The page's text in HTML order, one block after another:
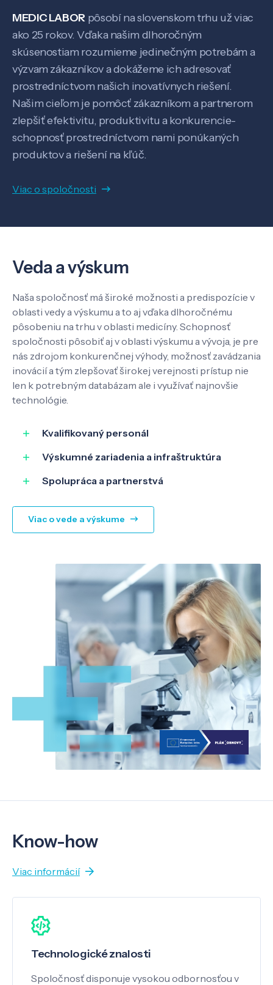
Veda a výskum
Kontakt
SK EN
MEDIC LABOR pôsobí na slovenskom trhu už viac
ako 25 rokov. Vďaka našim dlhoročným
skúsenostiam rozumieme jedinečným potrebám a
výzvam zákazníkov a dokážeme ich adresovať
prostredníctvom našich inovatívnych riešení.
Našim cieľom je pomôcť zákazníkom a partnerom
zlepšiť efektivitu, produktivitu a konkurencie-
schopnosť prostredníctvom nami ponúkaných
produktov a riešení na kľúč.
Viac o spoločnosti
Veda a výskum
Naša spoločnosť má široké možnosti a predispozície v
oblasti vedy a výskumu a to aj vďaka dlhoročnému
pôsobeniu na trhu v oblasti medicíny. Schopnosť
spoločnosti pôsobiť aj v oblasti výskumu a vývoja, je pre
nás zdrojom konkurenčnej výhody, možnosť zavádzania
inovácií a tým zlepšovať širokej verejnosti prístup nie
len k potrebným databázam ale i využívať najnovšie
technológie.
Kvalifikovaný personál
Výskumné zariadenia a infraštruktúra
Spolupráca a partnerstvá
Viac o vede a výskume
Know-how
Viac informácií
Technologické znalosti
Spoločnosť disponuje vysokou odbornosťou v